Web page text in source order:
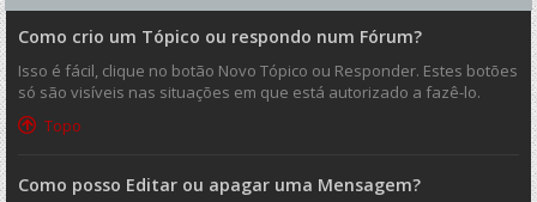
Como crio um Tópico ou respondo num Fórum?
Isso é fácil, clique no botão Novo Tópico ou Responder. Estes botões
só são visíveis nas situações em que está autorizado a fazê-lo.
Topo
Como posso Editar ou apagar uma Mensagem?